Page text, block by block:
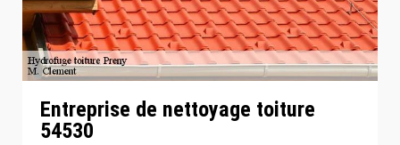
Entreprise de nettoyage toiture
54530